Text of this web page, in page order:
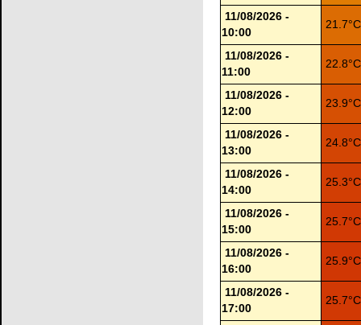
11/08/2026 -
10:00
11/08/2026 -
11:00
11/08/2026 -
12:00
11/08/2026 -
13:00
11/08/2026 -
14:00
11/08/2026 -
15:00
11/08/2026 -
16:00
11/08/2026 -
17:00